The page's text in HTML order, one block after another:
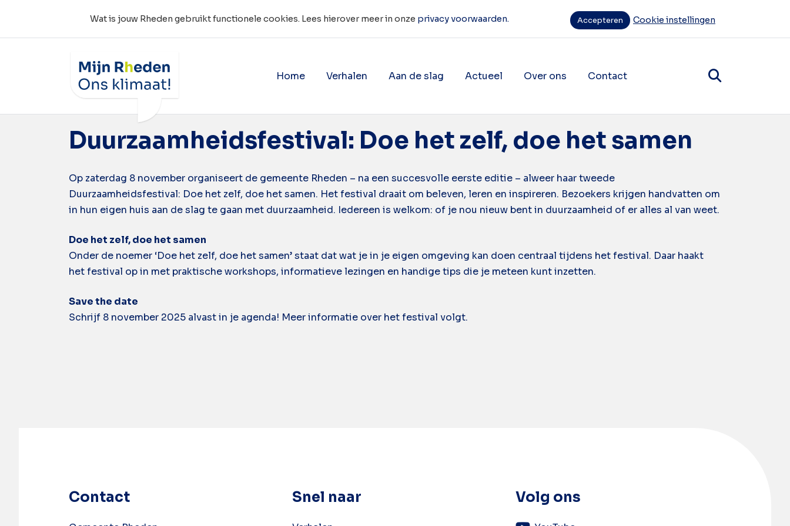
Wat is jouw Rheden gebruikt functionele cookies. Lees hierover meer in onze privacy voorwaarden. Accepteren Cookie instellingen
Wat is jouw Rheden
Home
Verhalen
Aan de slag
Actueel
Over ons Contact
Tag:doe het zelf
Duurzaamheidsfestival: Doe het zelf, doe het samen
Op zaterdag 8 november organiseert de gemeente Rheden – na een succesvolle eerste editie – alweer haar tweede
Duurzaamheidsfestival: Doe het zelf, doe het samen. Het festival draait om beleven, leren en inspireren. Bezoekers krijgen handvatten om
in hun eigen huis aan de slag te gaan met duurzaamheid. Iedereen is welkom: of je nou nieuw bent in duurzaamheid of er alles al van weet.
Doe het zelf, doe het samen
Onder de noemer ‘Doe het zelf, doe het samen’ staat dat wat je in je eigen omgeving kan doen centraal tijdens het festival. Daar haakt
het festival op in met praktische workshops, informatieve lezingen en handige tips die je meteen kunt inzetten.
Save the date
Schrijf 8 november 2025 alvast in je agenda! Meer informatie over het festival volgt.
Contact Snel naar Volg ons